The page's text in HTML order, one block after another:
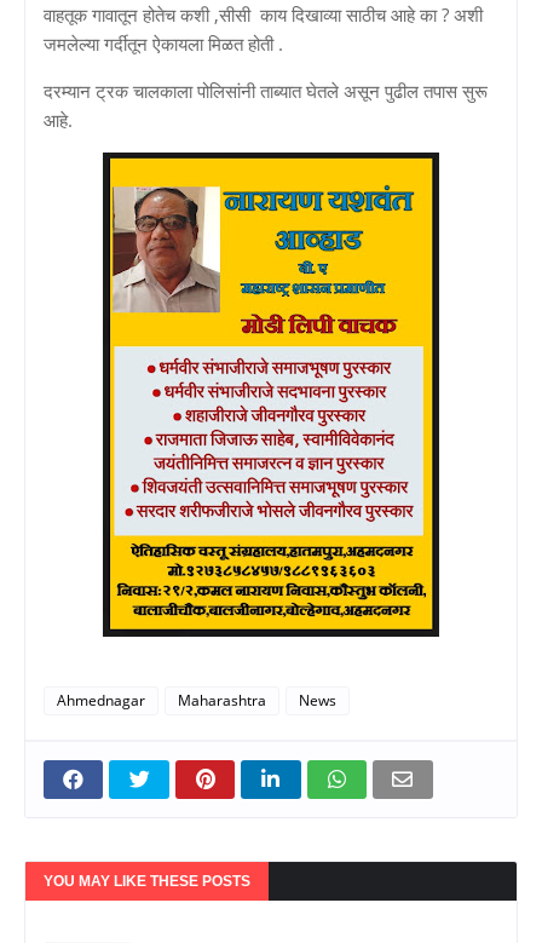
वाहतूक गावातून होतेच कशी ,सीसी काय दिखाव्या साठीच आहे का ? अशी
जमलेल्या गर्दीतून ऐकायला मिळत होती .
दरम्यान ट्रक चालकाला पोलिसांनी ताब्यात घेतले असून पुढील तपास सुरू
आहे.
Ahmednagar Maharashtra News
YOU MAY LIKE THESE POSTS